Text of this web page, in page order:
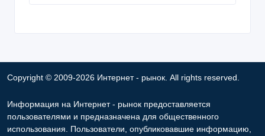
Copyright © 2009-2026 Интернет - рынок. All rights reserved.
Информация на Интернет - рынок предоставляется
пользователями и предназначена для общественного
использования. Пользователи, опубликовавшие информацию,